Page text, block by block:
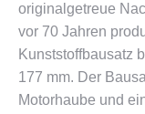
originalgetreue
vor 70 Jahren
Kunststoffbausatz
177 mm. Der
Motorhaube und